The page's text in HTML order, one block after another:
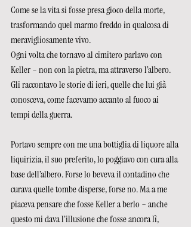
Come se la vita si fosse presa gioco della morte,
trasformando quel marmo freddo in qualcosa di
meravigliosamente vivo.
Ogni volta che tornavo al cimitero parlavo con
Keller – non con la pietra, ma attraverso l’albero.
Gli raccontavo le storie di ieri, quelle che lui già
conosceva, come facevamo accanto al fuoco ai
tempi della guerra.
Portavo sempre con me una bottiglia di liquore alla
liquirizia, il suo preferito, lo poggiavo con cura alla
base dell’albero. Forse lo beveva il contadino che
curava quelle tombe disperse, forse no. Ma a me
piaceva pensare che fosse Keller a berlo – anche
questo mi dava l’illusione che fosse ancora lì,